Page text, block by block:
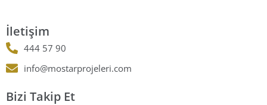
İletişim
444 57 90
info@mostarprojeleri.com
Bizi Takip Et